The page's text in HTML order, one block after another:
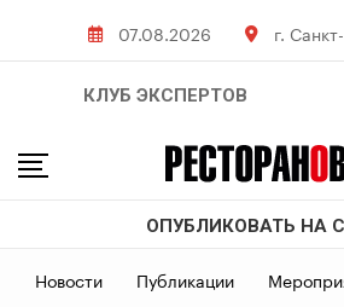
07.08.2026 г.
КЛУБ ЭКСПЕРТОВ
ОПУБЛИКОВАТЬ НА
Новости Публикации